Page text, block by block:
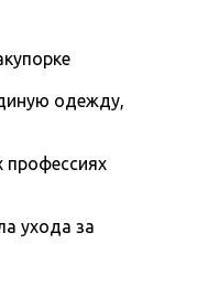
одежду,
ухода за